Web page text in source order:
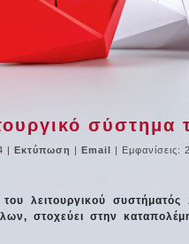
σύστημα
| Εκτύπωση | Email | Εμφανίσεις:
λειτουργικού
στοχεύει στην